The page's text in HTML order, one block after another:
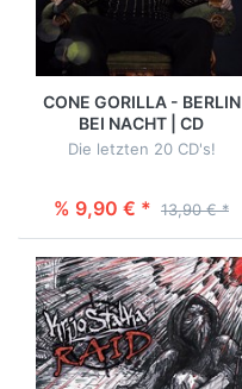
CONE GORILLA - BERLIN
BEI NACHT | CD
Die letzten 20 CD's!
% 9,90 € * 13,90 € *